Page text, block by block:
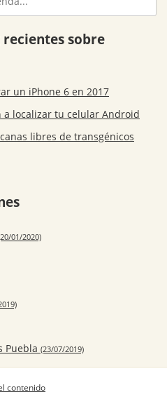
sobre
un iPhone 6 en 2017
a localizar tu celular Android
libres de transgénicos
01/2020)
Puebla (23/07/2019)
contenido